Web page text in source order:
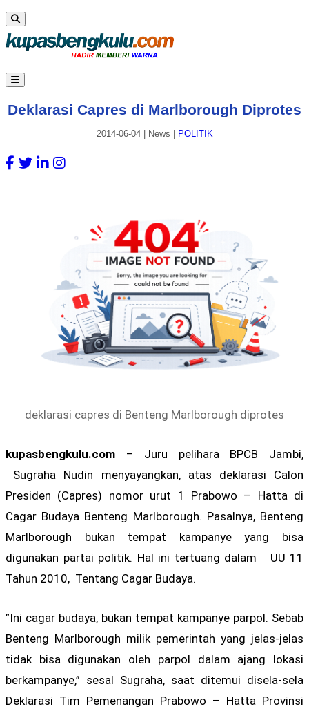
Deklarasi Capres di Marlborough Diprotes
2014-06-04| News POLITIK
deklarasi capres di Benteng Marlborough diprotes
kupasbengkulu.com – Juru pelihara BPCB Jambi,
Sugraha Nudin menyayangkan, atas deklarasi Calon
Presiden (Capres) nomor urut 1 Prabowo – Hatta di
Cagar Budaya Benteng Marlborough. Pasalnya, Benteng
Marlborough bukan tempat kampanye yang bisa
digunakan partai politik. Hal ini tertuang dalam UU 11
Tahun 2010, Tentang Cagar Budaya.
”Ini cagar budaya, bukan tempat kampanye parpol. Sebab
Benteng Marlborough milik pemerintah yang jelas-jelas
tidak bisa digunakan oleh parpol dalam ajang lokasi
berkampanye,” sesal Sugraha, saat ditemui disela-sela
Deklarasi Tim Pemenangan Prabowo – Hatta Provinsi